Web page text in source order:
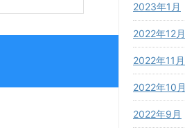
2023年1月
2022年12月
2022年11月
2022年10月
2022年9月